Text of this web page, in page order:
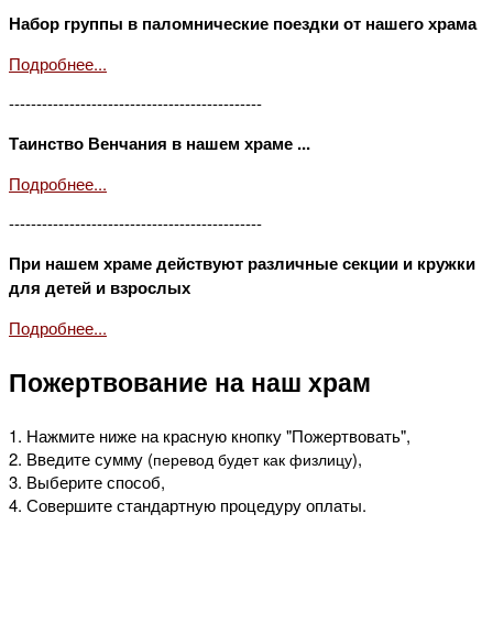
Набор группы в паломнические поездки от нашего храма
Подробнее...
----------------------------------------------
Таинство Венчания в нашем храме ...
Подробнее...
----------------------------------------------
При нашем храме действуют различные секции и кружки
для детей и взрослых
Подробнее...
Пожертвование на наш храм
1. Нажмите ниже на красную кнопку "Пожертвовать",
2. Введите сумму (перевод будет как физлицу),
3. Выберите способ,
4. Совершите стандартную процедуру оплаты.